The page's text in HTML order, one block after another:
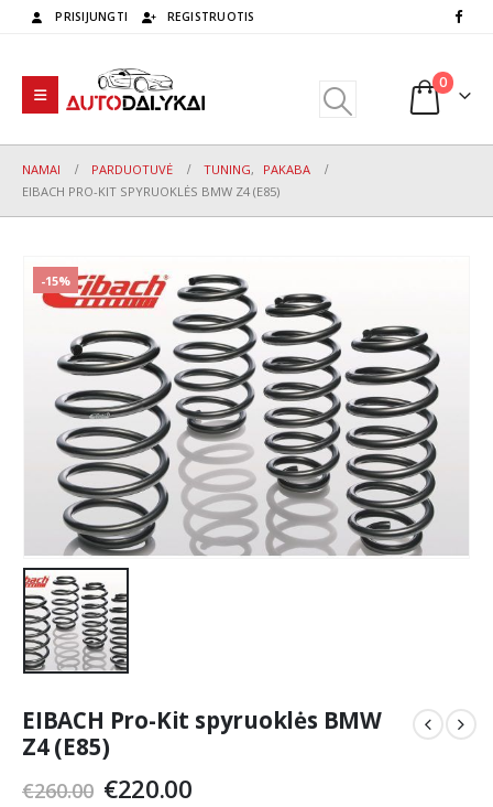
PRISIJUNGTI REGISTRUOTIS
0
NAMAI PARDUOTUVĖ TUNING,
PAKABA
EIBACH PRO-KIT SPYRUOKLĖS BMW Z4 (E85)
-15%
EIBACH Pro-Kit spyruoklės BMW
Z4 (E85)
€260.00 Original
€220.00Current